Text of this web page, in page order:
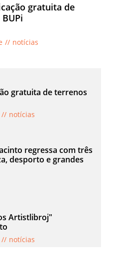
gratuita de
notícias
gratuita de terrenos
notícias
regressa com três
desporto e grandes
Artistlibroj"
notícias